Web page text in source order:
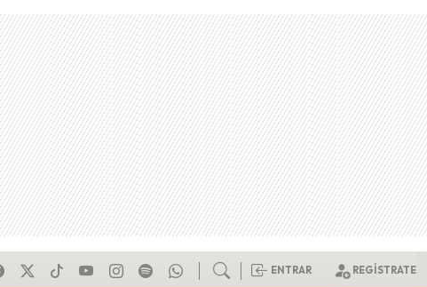
ENTRAR REGÍSTRATE